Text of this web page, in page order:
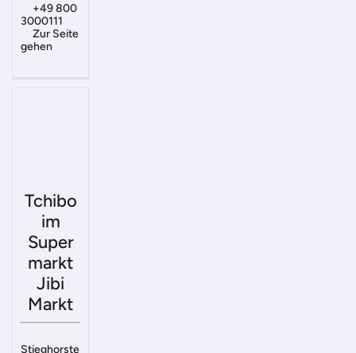
+49 800
3000111
Zur Seite
gehen
Tchibo
im
Super
markt
Jibi
Markt
Stieghorste